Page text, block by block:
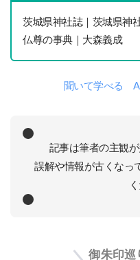
茨城県神社誌｜茨城県神
仏尊の事典｜大森義成
聞いて学べる
記事は筆者の主観
誤解や情報が古くなっ
御朱印巡